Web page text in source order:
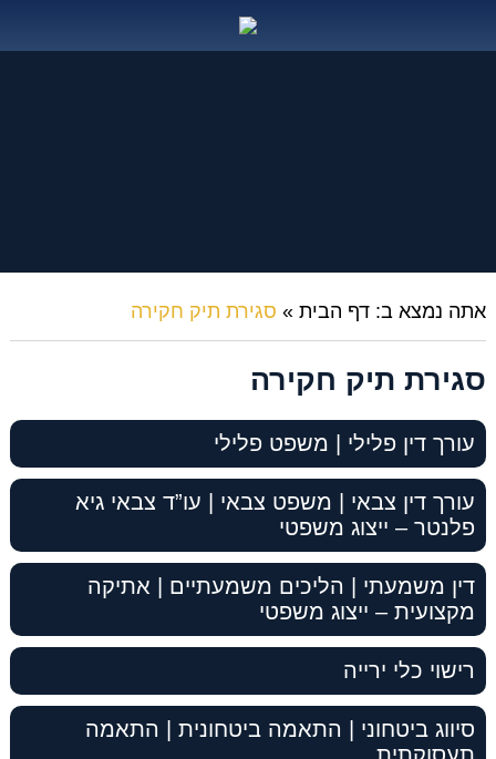
אתה נמצא ב: דף הבית» סגירת תיק חקירה
סגירת תיק חקירה
עורך דין פלילי | משפט פלילי
עורך דין צבאי | משפט צבאי | עו”ד צבאי גיא
פלנטר – ייצוג משפטי
דין משמעתי | הליכים משמעתיים | אתיקה
מקצועית – ייצוג משפטי
רישוי כלי ירייה
סיווג ביטחוני | התאמה ביטחונית | התאמה